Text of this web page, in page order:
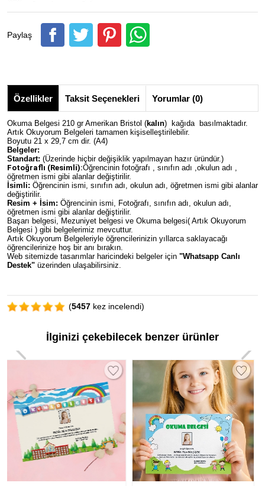
Paylaş
Özellikler Taksit Seçenekleri Yorumlar (0)
Okuma Belgesi 210 gr Amerikan Bristol (kalın) kağıda basılmaktadır.
Artık Okuyorum Belgeleri tamamen kişiselleştirilebilir.
Boyutu 21 x 29,7 cm dir. (A4)
Belgeler:
Standart: (Üzerinde hiçbir değişiklik yapılmayan hazır üründür.)
Fotoğraflı (Resimli):Öğrencinin fotoğrafı , sınıfın adı ,okulun adı ,
öğretmen ismi gibi alanlar değiştirilir.
İsimli: Öğrencinin ismi, sınıfın adı, okulun adı, öğretmen ismi gibi alanlar
değiştirilir.
Resim + İsim: Öğrencinin ismi, Fotoğrafı, sınıfın adı, okulun adı,
öğretmen ismi gibi alanlar değiştirilir.
Başarı belgesi, Mezuniyet belgesi ve Okuma belgesi( Artık Okuyorum
Belgesi ) gibi belgelerimiz mevcuttur.
Artık Okuyorum Belgeleriyle öğrencilerinizin yıllarca saklayacağı
öğrencilerinize hoş bir anı bırakın.
Web sitemizde tasarımlar haricindeki belgeler için "Whatsapp Canlı
Destek" üzerinden ulaşabilirsiniz.
(5457 kez incelendi)
İlginizi çekebilecek benzer ürünler